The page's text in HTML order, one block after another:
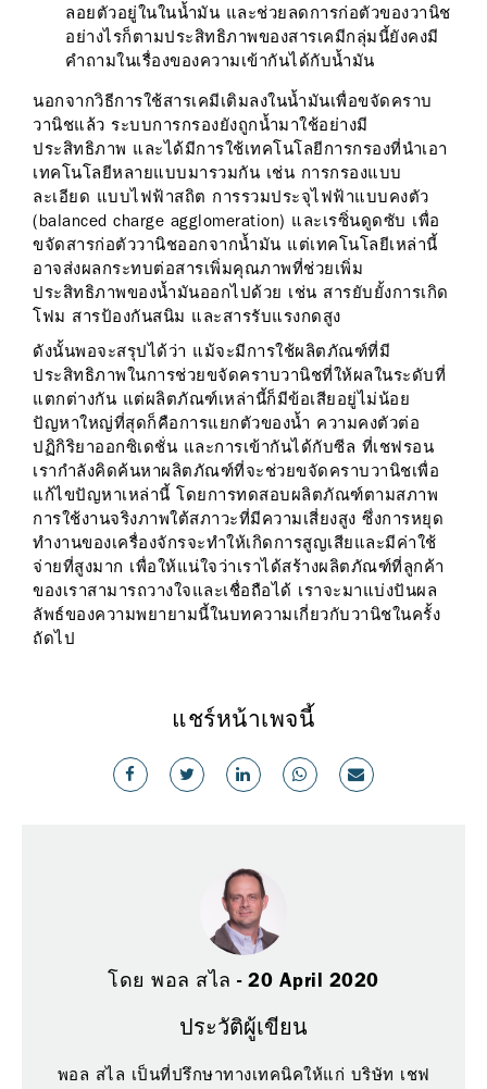
ลอยตัวอยู่ในในน้ำมัน และช่วยลดการก่อตัวของวานิช
อย่างไรก็ตามประสิทธิภาพของสารเคมีกลุ่มนี้ยังคงมี
คำถามในเรื่องของความเข้ากันได้กับน้ำมัน
นอกจากวิธีการใช้สารเคมีเติมลงในน้ำมันเพื่อขจัดคราบ
วานิชแล้ว ระบบการกรองยังถูกน้ำมาใช้อย่างมี
ประสิทธิภาพ และได้มีการใช้เทคโนโลยีการกรองที่นำเอา
เทคโนโลยีหลายแบบมารวมกัน เช่น การกรองแบบ
ละเอียด แบบไฟฟ้าสถิต การรวมประจุไฟฟ้าแบบคงตัว
(balanced charge agglomeration) และเรซิ่นดูดซับ เพื่อ
ขจัดสารก่อตัววานิชออกจากน้ำมัน แต่เทคโนโลยีเหล่านี้
อาจส่งผลกระทบต่อสารเพิ่มคุณภาพที่ช่วยเพิ่ม
ประสิทธิภาพของน้ำมันออกไปด้วย เช่น สารยับยั้งการเกิด
โฟม สารป้องกันสนิม และสารรับแรงกดสูง
ดังนั้นพอจะสรุปได้ว่า แม้จะมีการใช้ผลิตภัณฑ์ที่มี
ประสิทธิภาพในการช่วยขจัดคราบวานิชที่ให้ผลในระดับที่
แตกต่างกัน แต่ผลิตภัณฑ์เหล่านี้ก็มีข้อเสียอยู่ไม่น้อย
ปัญหาใหญ่ที่สุดก็คือการแยกตัวของน้ำ ความคงตัวต่อ
ปฏิกิริยาออกซิเดชั่น และการเข้ากันได้กับซีล ที่เชฟรอน
เรากำลังคิดค้นหาผลิตภัณฑ์ที่จะช่วยขจัดคราบวานิชเพื่อ
แก้ไขปัญหาเหล่านี้ โดยการทดสอบผลิตภัณฑ์ตามสภาพ
การใช้งานจริงภาพใต้สภาวะที่มีความเสี่ยงสูง ซึ่งการหยุด
ทำงานของเครื่องจักรจะทำให้เกิดการสูญเสียและมีค่าใช้
จ่ายที่สูงมาก เพื่อให้แน่ใจว่าเราได้สร้างผลิตภัณฑ์ที่ลูกค้า
ของเราสามารถวางใจและเชื่อถือได้ เราจะมาแบ่งปันผล
ลัพธ์ของความพยายามนี้ในบทความเกี่ยวกับวานิชในครั้ง
ถัดไป
แชร์หน้าเพจนี้
โดย พอล สไล - 20 April 2020
ประวัติผู้เขียน
พอล สไล เป็นที่ปรึกษาทางเทคนิคให้แก่ บริษัท เชฟ